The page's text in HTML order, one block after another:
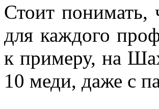
Стоит понимать,
для каждого
к примеру, на
10 меди, даже с